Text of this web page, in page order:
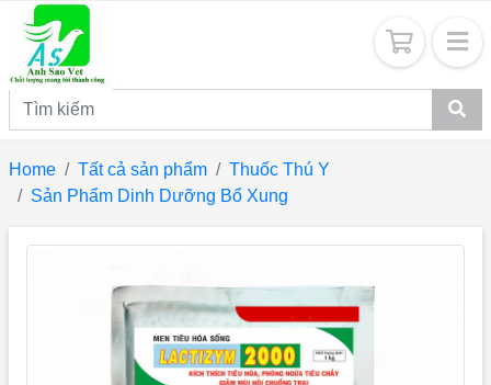
Home Tất cả sản phẩm
Thuốc Thú Y
Sản Phẩm Dinh Dưỡng Bổ Xung